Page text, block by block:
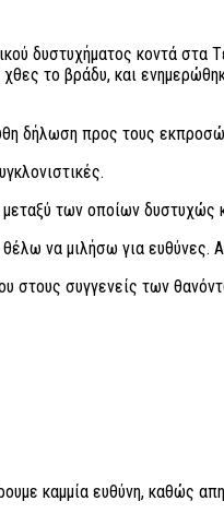
δυστυχήματος κοντά
το βράδυ, και
δήλωση προς τους
των οποίων δυστυχώς
να μιλήσω για ευθύνες.
συγγενείς των
καμμία ευθύνη, καθώς